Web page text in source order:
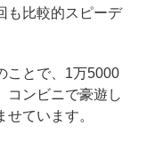
も比較的スピーデ
ことで、1万5000
ンビニで豪遊し
ています。